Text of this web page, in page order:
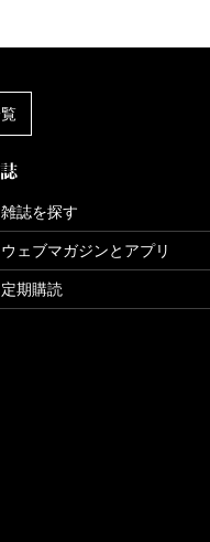
雑誌を探す
ウェブマガジンとアプリ
定期購読